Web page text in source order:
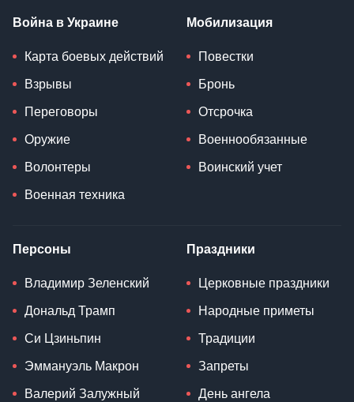
Война в Украине
Карта боевых действий
Взрывы
Переговоры
Оружие
Волонтеры
Военная техника
Мобилизация
Повестки
Бронь
Отсрочка
Военнообязанные
Воинский учет
Персоны
Владимир Зеленский
Дональд Трамп
Си Цзиньпин
Эммануэль Макрон
Валерий Залужный
Праздники
Церковные праздники
Народные приметы
Традиции
Запреты
День ангела